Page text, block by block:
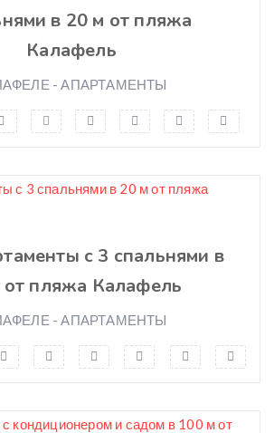
de gas
в 20 м от пляжа
Калафель
- АПАРТАМЕНТЫ
с 3 спальнями в
от пляжа Калафель
- АПАРТАМЕНТЫ